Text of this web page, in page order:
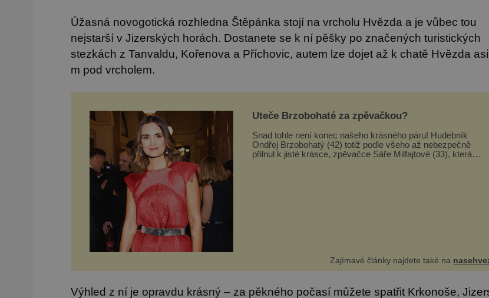
Úžasná novogotická rozhledna Štěpánka stojí na vrcholu Hvězda a je vůbec tou
nejstarší v Jizerských horách. Dostanete se k ní pěšky po značených turistických
stezkách z Tanvaldu, Kořenova a Příchovic, autem lze dojet až k chatě Hvězda
m pod vrcholem.
Uteče Brzobohaté za zpěvačkou?
Snad tohle není konec našeho krásného páru! Hudebník
Ondřej Brzobohatý (42) totiž podle všeho až nebezpečně
přilnul k jisté krásce, zpěvačce Sáře Milfajtové (33), která
Zajímavé články najdete také na
Výhled z ní je opravdu krásný – za pěkného počasí můžete spatřit Krkonoše,